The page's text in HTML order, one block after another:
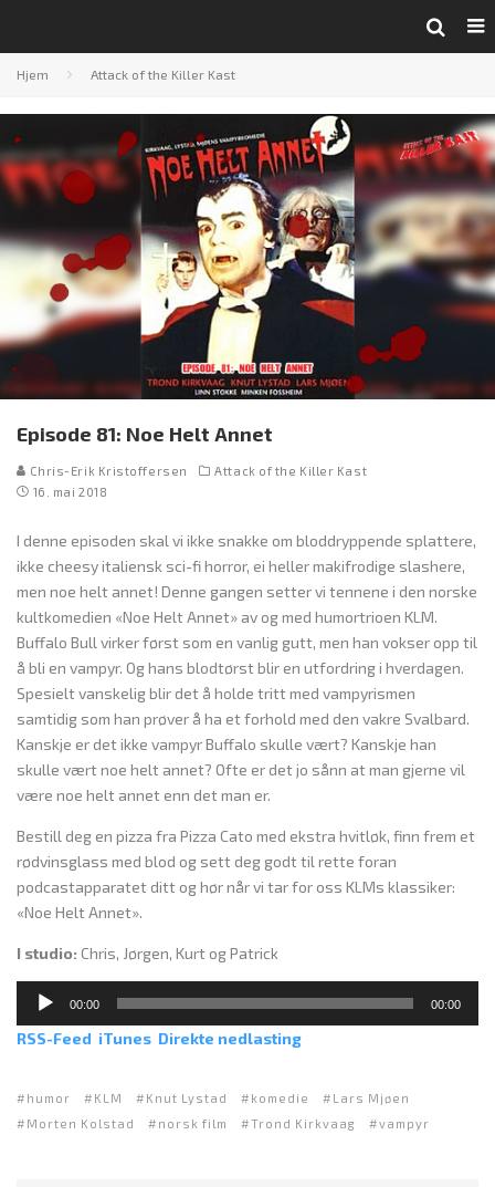
Hjem Attack of the Killer Kast
Episode 81: Noe Helt Annet
Chris-Erik Kristoffersen
Attack of the Killer Kast
16. mai 2018
I denne episoden skal vi ikke snakke om bloddryppende splattere,
ikke cheesy italiensk sci-fi horror, ei heller makifrodige slashere,
men noe helt annet! Denne gangen setter vi tennene i den norske
kultkomedien «Noe Helt Annet» av og med humortrioen KLM.
Buffalo Bull virker først som en vanlig gutt, men han vokser opp til
å bli en vampyr. Og hans blodtørst blir en utfordring i hverdagen.
Spesielt vanskelig blir det å holde tritt med vampyrismen
samtidig som han prøver å ha et forhold med den vakre Svalbard.
Kanskje er det ikke vampyr Buffalo skulle vært? Kanskje han
skulle vært noe helt annet? Ofte er det jo sånn at man gjerne vil
være noe helt annet enn det man er.
Bestill deg en pizza fra Pizza Cato med ekstra hvitløk, finn frem et
rødvinsglass med blod og sett deg godt til rette foran
podcastapparatet ditt og hør når vi tar for oss KLMs klassiker:
«Noe Helt Annet».
I studio: Chris, Jørgen, Kurt og Patrick
d
v
s
00:00 00:00
RSS-Feed iTunes Direkte nedlasting
humor KLM Knut Lystad komedie
Lars Mjøen
Morten Kolstad
norsk film Trond Kirkvaag vampyr